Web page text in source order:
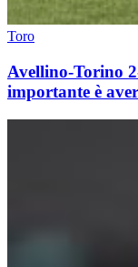
Toro
Avellino-Torino
importante è